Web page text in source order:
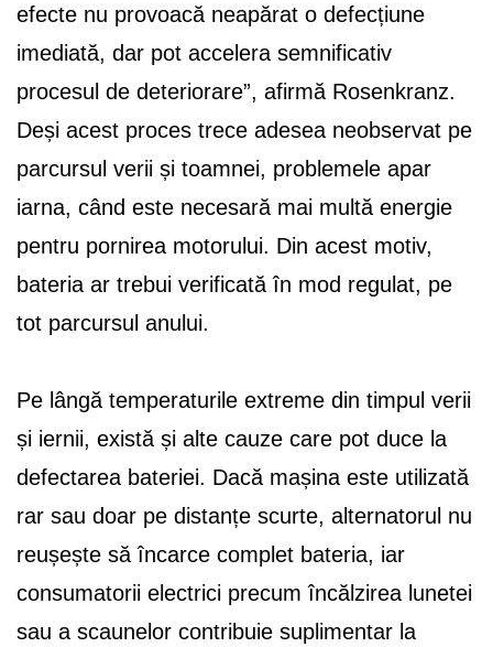
efecte nu provoacă neapărat o defecțiune
imediată, dar pot accelera semnificativ
procesul de deteriorare”, afirmă Rosenkranz.
Deși acest proces trece adesea neobservat pe
parcursul verii și toamnei, problemele apar
iarna, când este necesară mai multă energie
pentru pornirea motorului. Din acest motiv,
bateria ar trebui verificată în mod regulat, pe
tot parcursul anului.
Pe lângă temperaturile extreme din timpul verii
și iernii, există și alte cauze care pot duce la
defectarea bateriei. Dacă mașina este utilizată
rar sau doar pe distanțe scurte, alternatorul nu
reușește să încarce complet bateria, iar
consumatorii electrici precum încălzirea lunetei
sau a scaunelor contribuie suplimentar la